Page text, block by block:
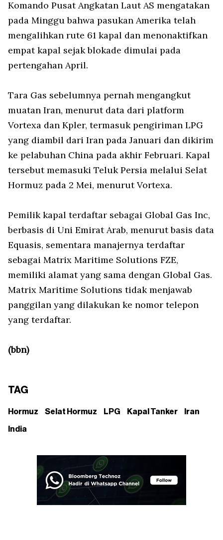
Komando Pusat Angkatan Laut AS mengatakan
pada Minggu bahwa pasukan Amerika telah
mengalihkan rute 61 kapal dan menonaktifkan
empat kapal sejak blokade dimulai pada
pertengahan April.
Tara Gas sebelumnya pernah mengangkut
muatan Iran, menurut data dari platform
Vortexa dan Kpler, termasuk pengiriman LPG
yang diambil dari Iran pada Januari dan dikirim
ke pelabuhan China pada akhir Februari. Kapal
tersebut memasuki Teluk Persia melalui Selat
Hormuz pada 2 Mei, menurut Vortexa.
Pemilik kapal terdaftar sebagai Global Gas Inc,
berbasis di Uni Emirat Arab, menurut basis data
Equasis, sementara manajernya terdaftar
sebagai Matrix Maritime Solutions FZE,
memiliki alamat yang sama dengan Global Gas.
Matrix Maritime Solutions tidak menjawab
panggilan yang dilakukan ke nomor telepon
yang terdaftar.
(bbn)
TAG
Hormuz Selat Hormuz LPG Kapal Tanker Iran
India